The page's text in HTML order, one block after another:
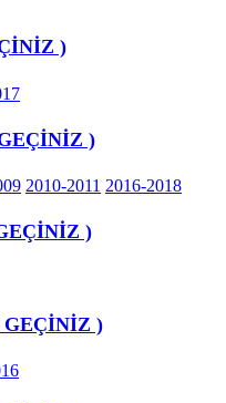
)
)
2010-2011 2016-2018
)
)